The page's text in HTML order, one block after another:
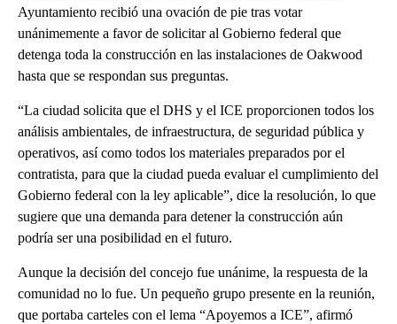
Ayuntamiento recibió una ovación de pie tras votar
unánimemente a favor de solicitar al Gobierno federal que
detenga toda la construcción en las instalaciones de Oakwood
hasta que se respondan sus preguntas.
“La ciudad solicita que el DHS y el ICE proporcionen todos los
análisis ambientales, de infraestructura, de seguridad pública y
operativos, así como todos los materiales preparados por el
contratista, para que la ciudad pueda evaluar el cumplimiento del
Gobierno federal con la ley aplicable”, dice la resolución, lo que
sugiere que una demanda para detener la construcción aún
podría ser una posibilidad en el futuro.
Aunque la decisión del concejo fue unánime, la respuesta de la
comunidad no lo fue. Un pequeño grupo presente en la reunión,
que portaba carteles con el lema “Apoyemos a ICE”, afirmó